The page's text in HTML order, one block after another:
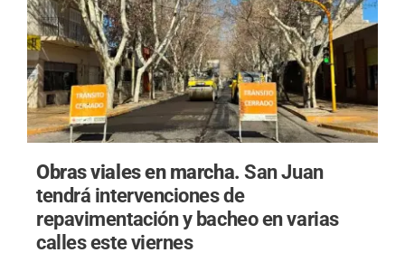
Obras viales en marcha.San Juan
tendrá intervenciones de
repavimentación y bacheo en varias
calles este viernes